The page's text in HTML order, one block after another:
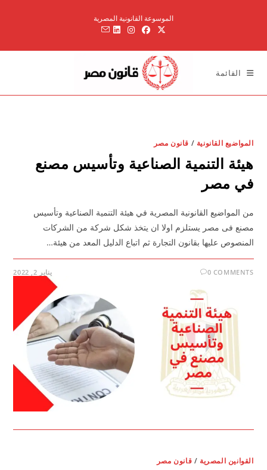
الموسوعة القانونية المصرية
القائمة
المواضيع القانونية / قانون مصر
هيئة التنمية الصناعية وتأسيس مصنع
في مصر
من المواضيع القانونية المصرية في هيئة التنمية الصناعية وتأسيس
مصنع فى مصر يستلزم اولا ان يتخذ شكل شركة من الشركات
المنصوص عليها بقانون التجارة ثم اتباع الدليل المعد من هيئة…
0 COMMENTS يناير 2, 2022
القوانين المصرية / قانون مصر